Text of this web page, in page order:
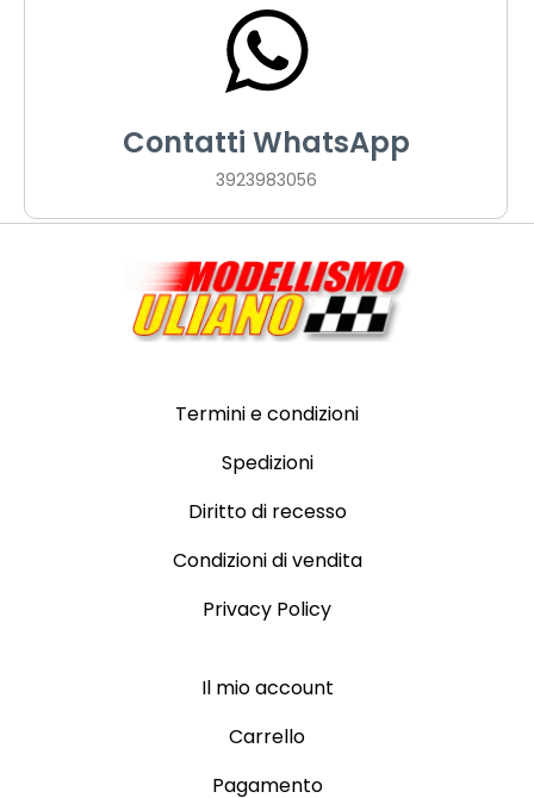
Contatti WhatsApp
3923983056
Termini e condizioni
Spedizioni
Diritto di recesso
Condizioni di vendita
Privacy Policy
Il mio account
Carrello
Pagamento